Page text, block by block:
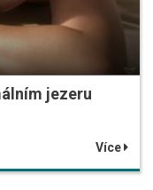
jezeru
Více